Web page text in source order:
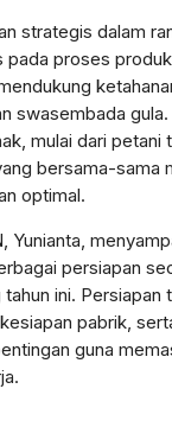
strategis dalam
proses
swasembada gula.
mulai dari petani
bersama-sama
optimal.
Yunianta,
persiapan
ini. Persiapan
pabrik,
guna